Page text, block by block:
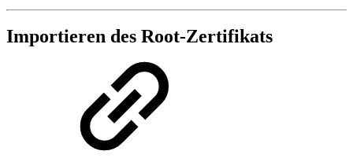
Importieren des Root-Zertifikats